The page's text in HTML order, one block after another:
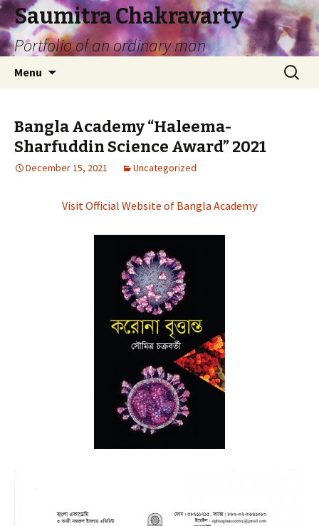
Saumitra Chakravarty
Portfolio of an ordinary man
Menu
Search
for:
Bangla Academy “Haleema-
Sharfuddin Science Award” 2021
December 15, 2021 Uncategorized
Visit Official Website of Bangla Academy